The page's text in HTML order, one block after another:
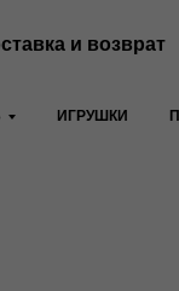
и возврат
ИГРУШКИ